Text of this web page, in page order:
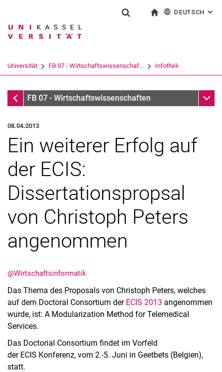
Springe direkt zu: Inhalt
Springe direkt zu: Suche
Springe direkt zu:
Suchbegriff
Suchen (öffnet externen Link in einem
DEUTSCH :
Universität FB 07 - Wirtschaftswissenschaf... Infothek
InfothekFB 07 - Wirtschaftswissenschaften
Stellenangebote
Termine
08.04.2013
Ein weiterer Erfolg auf
der ECIS:
Dissertationspropsal
von Christoph Peters
angenommen
@Wirtschaftsinformatik
Das Thema des Proposals von Christoph Peters, welches
auf dem Doctoral Consortium der ECIS 2013 angenommen
wurde, ist: A Modularization Method for Telemedical
Services.
Das Doctorial Consortium findet im Vorfeld
der ECIS Konferenz, vom 2.-5. Juni in Geetbets (Belgien),
statt.